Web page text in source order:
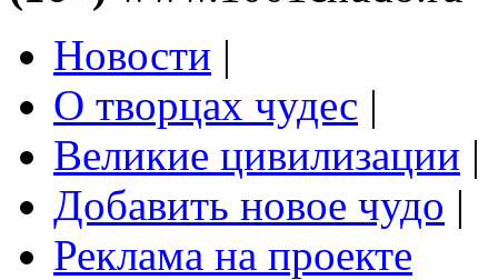
Новости |
О творцах чудес |
Великие цивилизации |
Добавить новое чудо |
Реклама на проекте